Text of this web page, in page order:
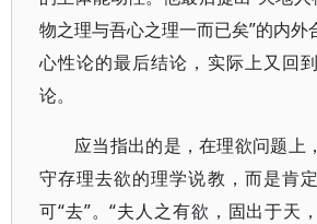
物之理与吾心之理一而已矣”的内外
心性论的最后结论，实际上又回
论。
应当指出的是，在理欲问题上
守存理去欲的理学说教，而是肯
可“去”。“夫人之有欲，固出于天